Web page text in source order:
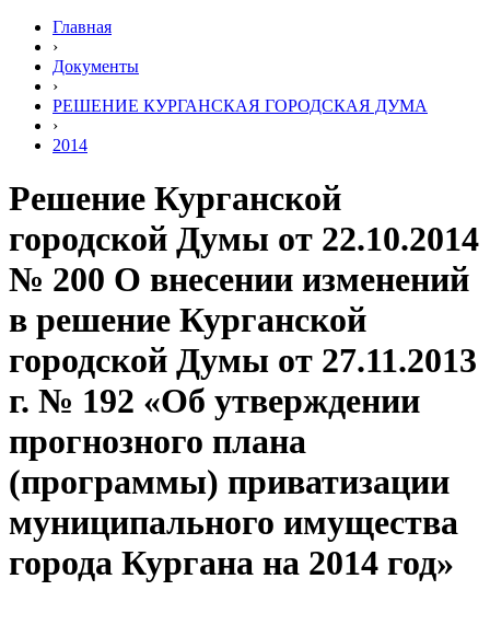
Главная
›
Документы
›
РЕШЕНИЕ КУРГАНСКАЯ ГОРОДСКАЯ ДУМА
›
2014
Решение Курганской
городской Думы от 22.10.2014
№ 200 О внесении изменений
в решение Курганской
городской Думы от 27.11.2013
г. № 192 «Об утверждении
прогнозного плана
(программы) приватизации
муниципального имущества
города Кургана на 2014 год»